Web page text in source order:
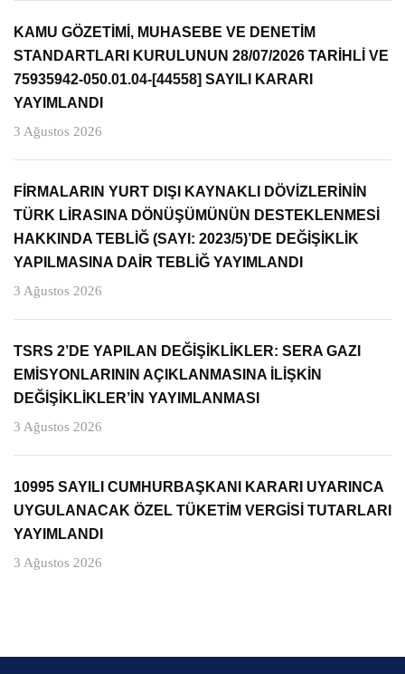
KAMU GÖZETİMİ, MUHASEBE VE DENETİM
STANDARTLARI KURULUNUN 28/07/2026 TARİHLİ VE
75935942-050.01.04-[44558] SAYILI KARARI
YAYIMLANDI
3 Ağustos 2026
FİRMALARIN YURT DIŞI KAYNAKLI DÖVİZLERİNİN
TÜRK LİRASINA DÖNÜŞÜMÜNÜN DESTEKLENMESİ
HAKKINDA TEBLİĞ (SAYI: 2023/5)’DE DEĞİŞİKLİK
YAPILMASINA DAİR TEBLİĞ YAYIMLANDI
3 Ağustos 2026
TSRS 2’DE YAPILAN DEĞİŞİKLİKLER: SERA GAZI
EMİSYONLARININ AÇIKLANMASINA İLİŞKİN
DEĞİŞİKLİKLER’İN YAYIMLANMASI
3 Ağustos 2026
10995 SAYILI CUMHURBAŞKANI KARARI UYARINCA
UYGULANACAK ÖZEL TÜKETİM VERGİSİ TUTARLARI
YAYIMLANDI
3 Ağustos 2026